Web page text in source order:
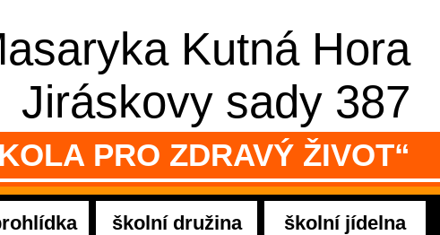
Kutná Hora
Jiráskovy sady 387
PRO ZDRAVÝ ŽIVOT“
školní družina školní jídelna